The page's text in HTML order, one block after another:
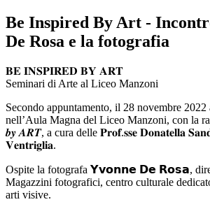
Be Inspired By Art -
De Rosa e la fotografia
𝐁𝐄 𝐈𝐍𝐒𝐏𝐈𝐑𝐄𝐃 𝐁𝐘 𝐀𝐑𝐓
Seminari di Arte al Liceo Manzoni
Secondo appuntamento, il 28 novembre 2022
nell’Aula Magna del Liceo Manzoni, con la
𝒃𝒚 𝑨𝑹𝑻, a cura delle 𝐏𝐫𝐨𝐟.𝐬𝐬𝐞 𝐃𝐨𝐧𝐚𝐭𝐞𝐥𝐥𝐚
𝐕𝐞𝐧𝐭𝐫𝐢𝐠𝐥𝐢𝐚.
Ospite la fotografa 𝗬𝘃𝗼𝗻𝗻𝗲 𝗗𝗲 𝗥𝗼𝘀𝗮,
Magazzini fotografici, centro culturale
arti visive.